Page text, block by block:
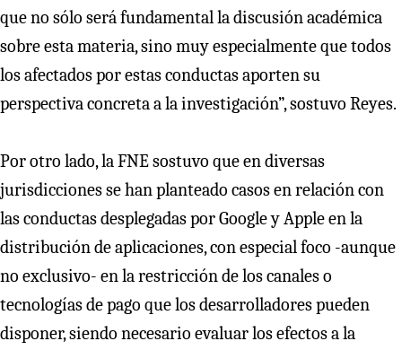
que no sólo será fundamental la discusión académica
sobre esta materia, sino muy especialmente que todos
los afectados por estas conductas aporten su
perspectiva concreta a la investigación”, sostuvo Reyes.
Por otro lado, la FNE sostuvo que en diversas
jurisdicciones se han planteado casos en relación con
las conductas desplegadas por Google y Apple en la
distribución de aplicaciones, con especial foco -aunque
no exclusivo- en la restricción de los canales o
tecnologías de pago que los desarrolladores pueden
disponer, siendo necesario evaluar los efectos a la